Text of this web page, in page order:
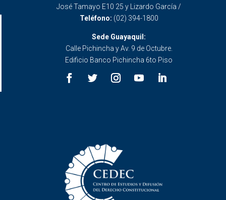
José Tamayo E10 25 y Lizardo García /
Teléfono: (02) 394-1800
Sede Guayaquil:
Calle Pichincha y Av. 9 de Octubre.
Edificio Banco Pichincha 6to Piso